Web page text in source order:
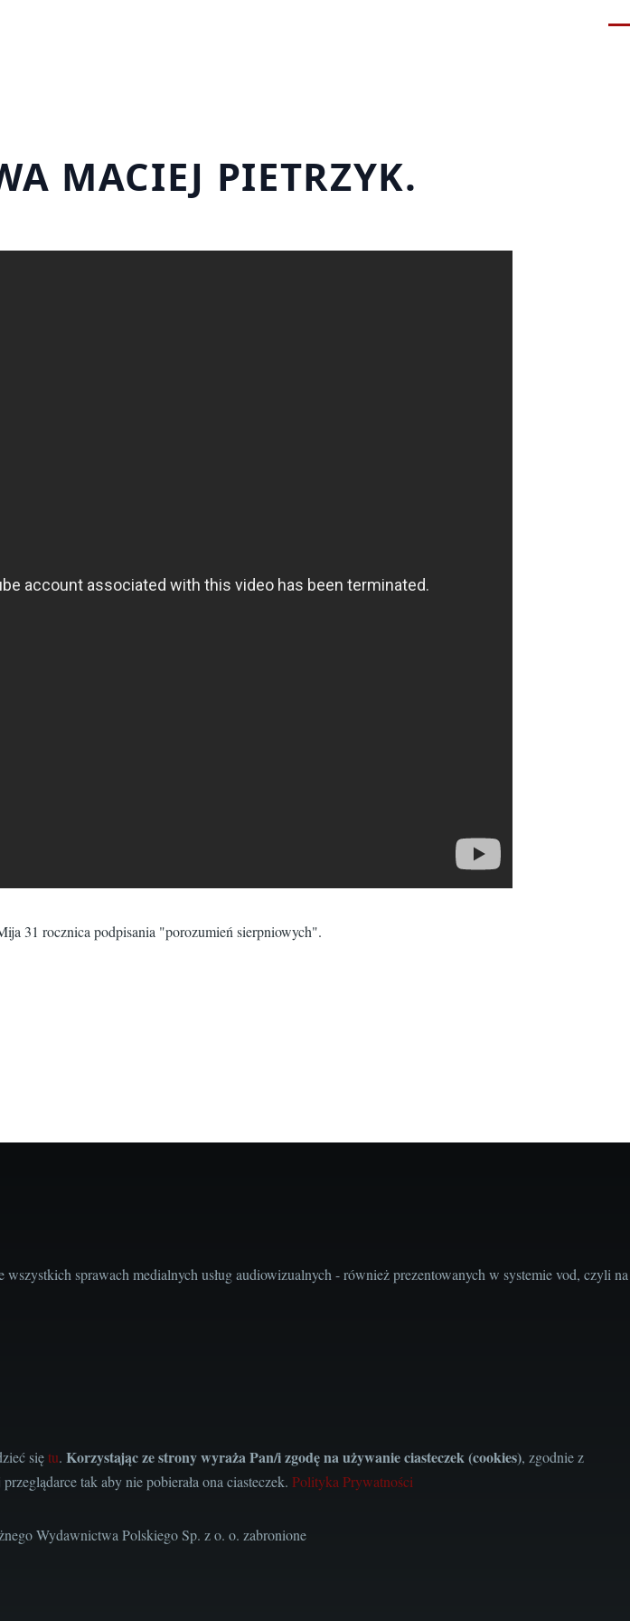
MACIEJ PIETRZYK.
31 rocznica podpisania "porozumień sierpniowych".
sprawach medialnych usług audiowizualnych - również prezentowanych w systemie vod, czyli na
siętu. Korzystając ze strony wyraża Pan/i zgodę na używanie ciasteczek (cookies), zgodnie z
tak aby nie pobierała ona ciasteczek. Polityka Prywatności
Wydawnictwa Polskiego Sp. z o. o. zabronione